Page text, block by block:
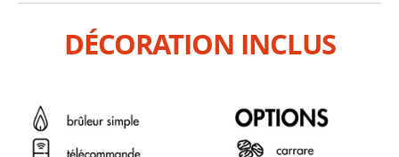
DÉCORATION INCLUS